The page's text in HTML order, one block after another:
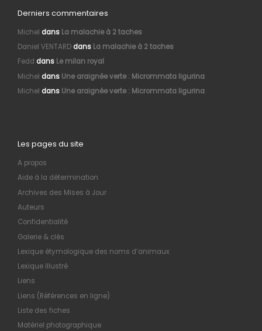
Derniers commentaires
Michel dans La malachie à 2 taches
Daniel VENTARDdans La malachie à 2 taches
Fedd dans Le milan royal
Michel dans Une araignée verte : Micrommata ligurina
Michel dans Une araignée verte : Micrommata ligurina
Les pages du site
A propos
Aide à la détermination
Archives des Mises à Jour
Auteurs
Confidentialité
Galerie & clés
Lexique étymologique des noms d’animaux
Lexique illustré
Liens
Liens (Références en ligne)
Liste des fiches
Matériel photographique